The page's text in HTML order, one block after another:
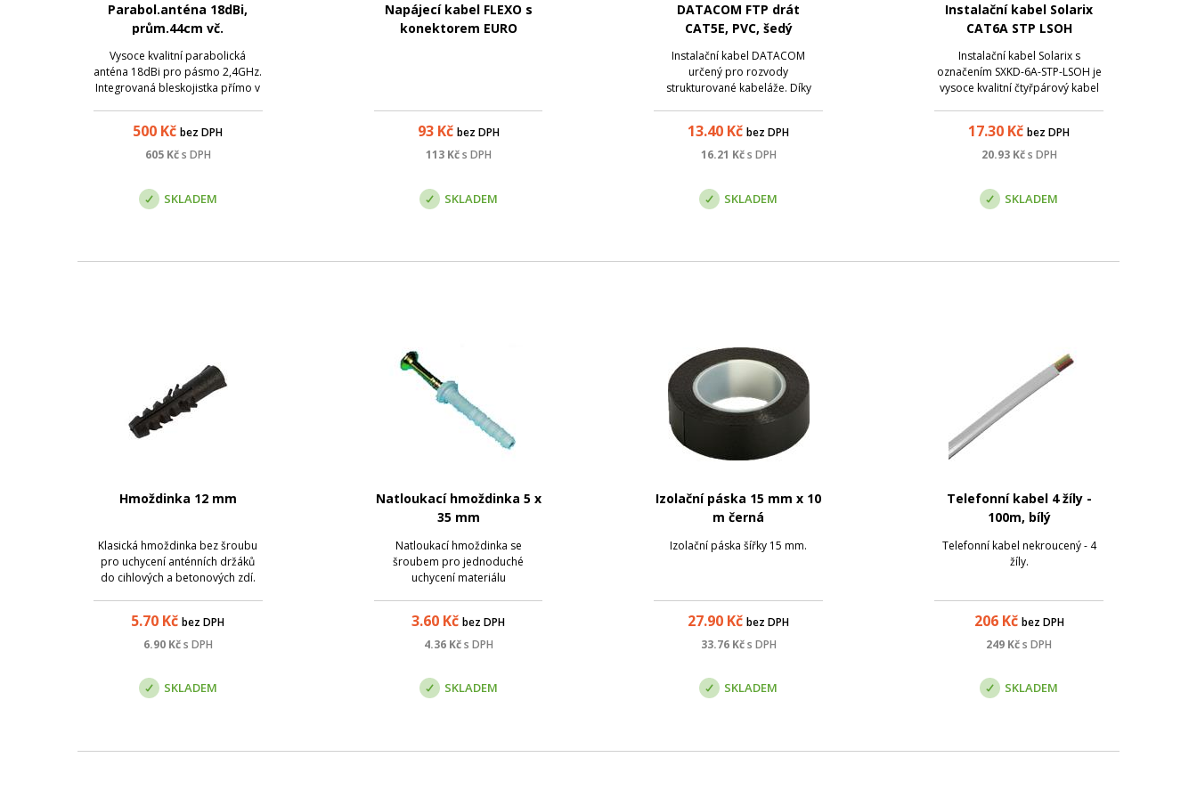
Parabol.anténa 18dBi,
prům.44cm vč.
Bleskojistky
Vysoce kvalitní parabolická
anténa 18dBi pro pásmo 2,4GHz.
Integrovaná bleskojistka přímo v
500 Kč bez DPH
605Kčs DPH
SKLADEM
Napájecí kabel FLEXO s
konektorem EURO
93Kč bez DPH
113Kč s DPH
SKLADEM
DATACOM FTP drát
CAT5E, PVC, šedý
Instalační kabel DATACOM
určený pro rozvody
strukturované kabeláže. Díky
náročnějšího vnitřního prostředí.
Parametry: Název; Hodnota;
13.40 Kč bez DPH
16.21 Kčs DPH
SKLADEM
Instalační kabel Solarix
CAT6A STP LSOH
Instalační kabel Solarix s
označením SXKD-6A-STP-LSOH je
vysoce kvalitní čtyřpárový kabel
aplikacích – tj. především pak
pro provoz vysokorychlostního
17.30 Kč bez DPH
20.93Kč s DPH
SKLADEM
Hmoždinka 12 mm
Klasická hmoždinka bez šroubu
pro uchycení anténních držáků
do cihlových a betonových zdí.
5.70 Kč bez DPH
6.90Kčs DPH
SKLADEM
Natloukací hmoždinka 5 x
35 mm
Natloukací hmoždinka se
šroubem pro jednoduché
uchycení materiálu
3.60 Kč bez DPH
4.36Kč s DPH
SKLADEM
Izolační páska 15 mm x 10
m černá
Izolační páska šířky 15 mm.
27.90 Kč bez DPH
33.76Kčs DPH
SKLADEM
Telefonní kabel 4 žíly -
100m, bílý
Telefonní kabel nekroucený - 4
žíly.
206Kč bez DPH
249 Kčs DPH
SKLADEM